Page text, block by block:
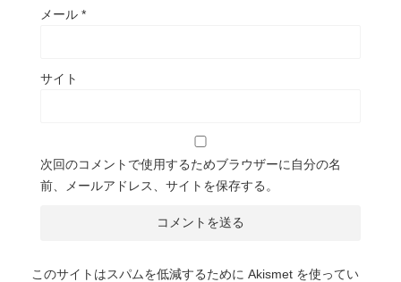
メール *
サイト
次回のコメントで使用するためブラウザーに自分の名
前、メールアドレス、サイトを保存する。
このサイトはスパムを低減するために Akismet を使ってい